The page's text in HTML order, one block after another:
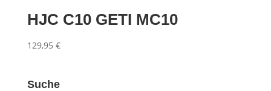
HJC C10 GETI MC10
129,95 €
Suche